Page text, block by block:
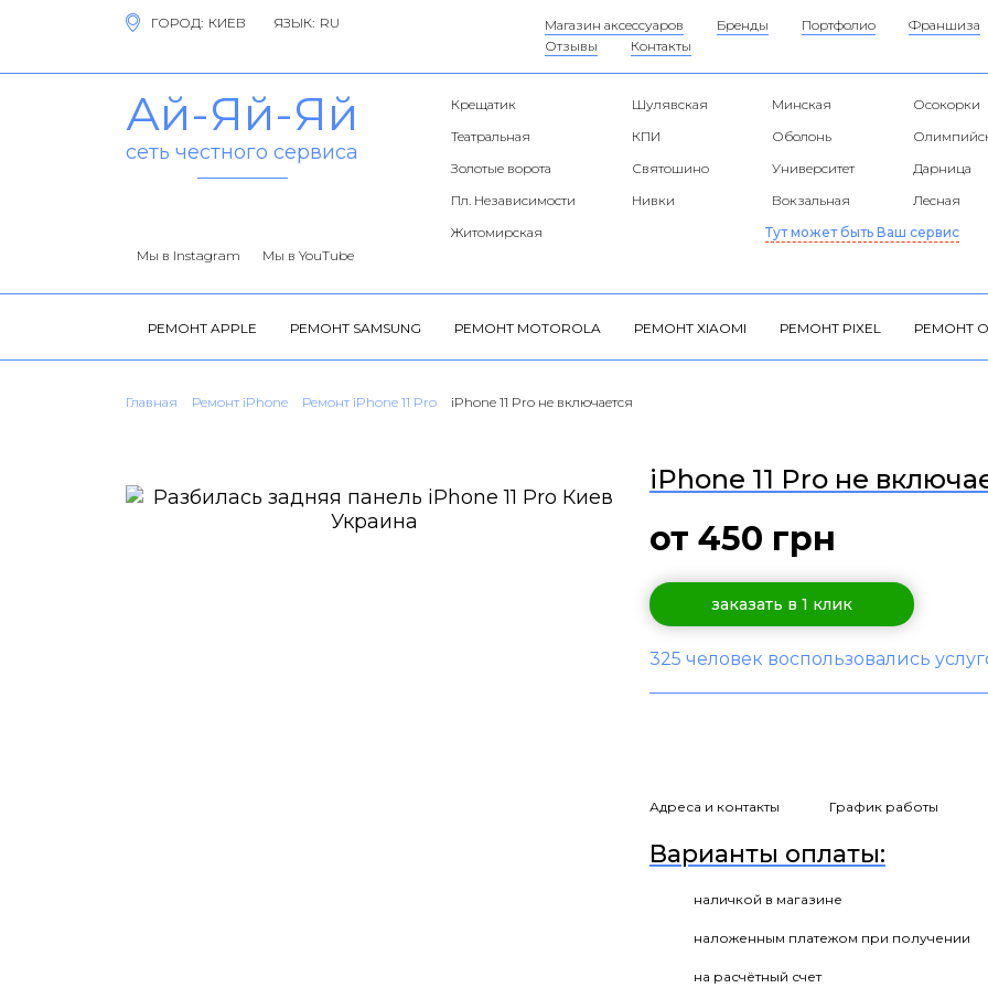
ГОРОД: ЯЗЫК: Магазин аксессуаров Бренды Портфолио
Франшиза
Отзывы
Контакты
Ай-Яй-Яй
сеть честного сервиса
Мы в Instagram Мы в YouTube
Крещатик Шулявская Минская
Осокорки
Театральная
КПИ Оболонь
Золотые ворота
Святошино Университет
Дарница
Пл. Независимости
Нивки Вокзальная
Лесная
Житомирская
Тут может быть Ваш сервис
РЕМОНТ APPLE РЕМОНТ SAMSUNG РЕМОНТ MOTOROLA РЕМОНТ XIAOMI РЕМОНТ PIXEL РЕМОНТ
Главная Ремонт iPhone Ремонт iPhone 11 Pro iPhone 11 Pro не включается
iPhone 11 Pro не
от 450 грн
заказать в 1 клик
325 человек воспользовались
Адреса и контакты График работы
Варианты оплаты:
наличкой в магазине
наложенным платежом при получении
на расчётный счет